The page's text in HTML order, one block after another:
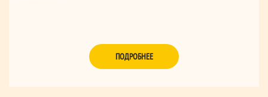
ПОДРОБНЕЕ